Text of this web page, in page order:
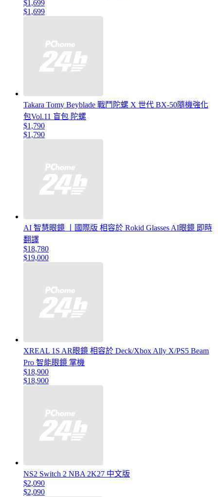
$1,699
$1,699
Takara Tomy Beyblade 戰鬥陀螺 X 世代 BX-50隨機強化
包Vol.11 盲包 陀螺
$1,790
$1,790
AI 智慧眼鏡 丨國際版 相容於 Rokid Glasses AI眼鏡 即時
翻譯
$18,780
$19,000
XREAL 1S AR眼鏡 相容於 Deck/Xbox Ally X/PS5 Beam
Pro 智能眼鏡 掌機
$18,900
$18,900
NS2 Switch 2 NBA 2K27 中文版
$2,090
$2,090